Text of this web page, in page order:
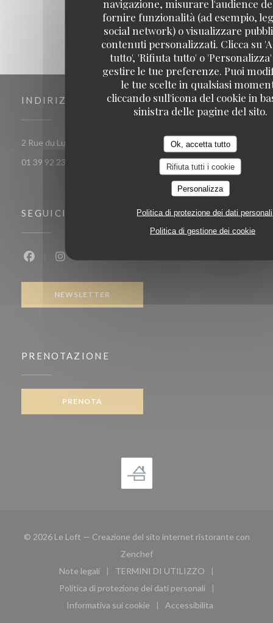
navigazione, misurare l'audience
fornire funzionalità (ad esempio,
social network) o visualizzare
contenuti personalizzati. Clicca su
tutto', 'Rifiuta tutto' o
gestire le tue preferenze. Puoi
le tue scelte in qualsiasi
cliccando sull'icona del cookie in
sinistra delle pagine del sito.
Ok, accetta tutto
Rifiuta tutti i cookie
Personalizza
Politica di protezione dei dati personali
Politica di gestione dei cookie
INDIRIZZO
2 Rue du Luat 95350 Saint-Brice-sous-Forêt((apre una nuova
01 39 92 23 82
SEGUICI
NEWSLETTER
PRENOTAZIONE
PRENOTA
© 2026 Le Loft — Creazione del sito internet ristorante con
Zenchef((apre una nuova finestra))
Note legali
((apre una nuova finestra))
TERMINI DI UTILIZZO
((apre una nuova finestra))
Politica di protezione dei dati personali
((apre una nuova finestra))
Informativa sui cookie
((apre una nuova finestra))
Accessibilita